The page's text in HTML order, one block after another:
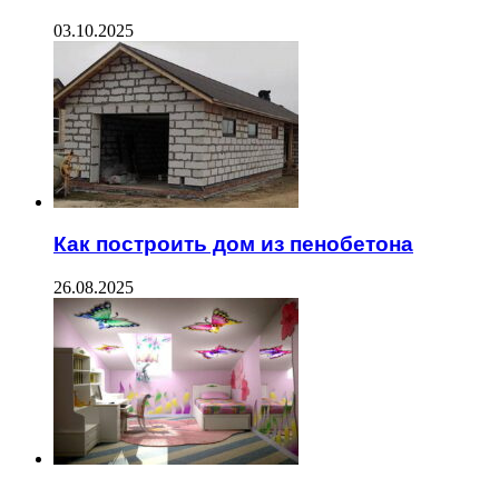
03.10.2025
Как построить дом из пенобетона
26.08.2025